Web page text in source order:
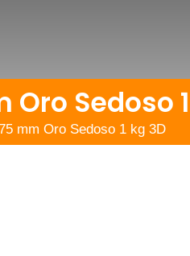
Sedoso
mm Oro Sedoso 1 kg 3D